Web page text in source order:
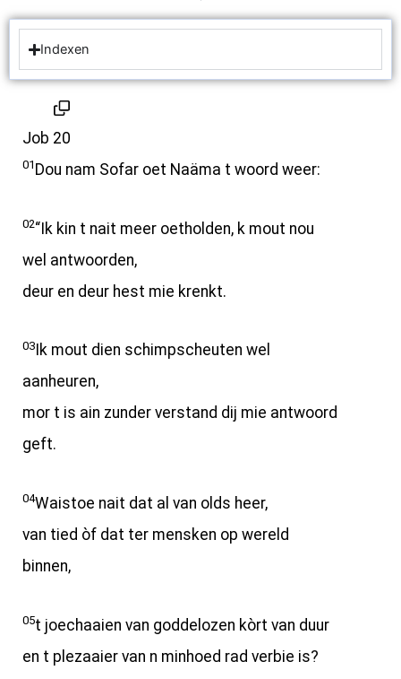
Indexen
Job 20
01 Dou nam Sofar oet Naäma t woord weer:
02“Ik kin t nait meer oetholden, k mout nou
wel antwoorden,
deur en deur hest mie krenkt.
03 Ik mout dien schimpscheuten wel
aanheuren,
mor t is ain zunder verstand dij mie antwoord
geft.
04Waistoe nait dat al van olds heer,
van tied òf dat ter mensken op wereld
binnen,
05t joechaaien van goddelozen kòrt van duur
en t plezaaier van n minhoed rad verbie is?